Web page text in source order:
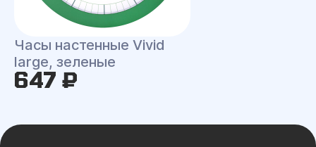
Часы настенные Vivid
large, зеленые
647 ₽